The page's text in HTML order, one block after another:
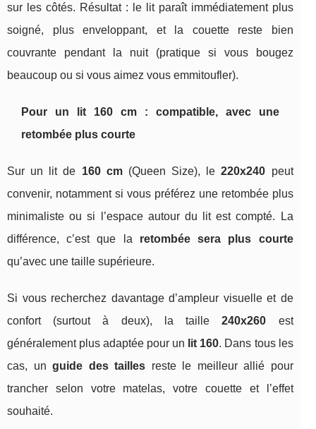
sur les côtés. Résultat : le lit paraît immédiatement plus
soigné, plus enveloppant, et la couette reste bien
couvrante pendant la nuit (pratique si vous bougez
beaucoup ou si vous aimez vous emmitoufler).
Pour un lit 160 cm : compatible, avec une
retombée plus courte
Sur un lit de 160 cm(Queen Size), le220x240 peut
convenir, notamment si vous préférez une retombée plus
minimaliste ou si l’espace autour du lit est compté. La
différence, c’est que la retombée sera plus courte
qu’avec une taille supérieure.
Si vous recherchez davantage d’ampleur visuelle et de
confort (surtout à deux), la taille240x260 est
généralement plus adaptée pour un lit 160. Dans tous les
cas, unguide des tailles reste le meilleur allié pour
trancher selon votre matelas, votre couette et l’effet
souhaité.